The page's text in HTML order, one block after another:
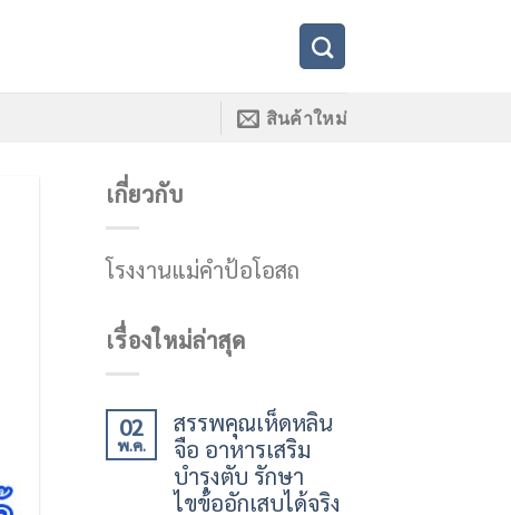
สินค้าใหม่
เกี่ยวกับ
โรงงานแม่คำป้อโอสถ
เรื่องใหม่ล่าสุด
02
พ.ค.
สรรพคุณเห็ดหลิน
จือ อาหารเสริม
บำรุงตับ รักษา
ไขข้ออักเสบได้จริง